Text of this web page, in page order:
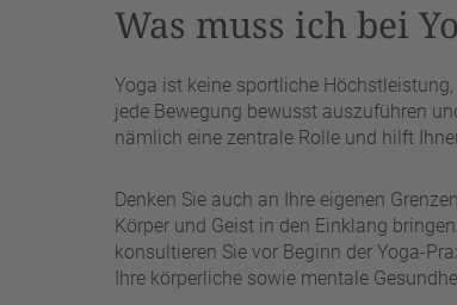
Was muss ich bei
Yoga ist keine sportliche
jede Bewegung bewusst auszuführen
nämlich eine zentrale Rolle und hilft
Denken Sie auch an Ihre eigenen
Körper und Geist in den Einklang
konsultieren Sie vor Beginn der Yoga-
Ihre körperliche sowie mentale